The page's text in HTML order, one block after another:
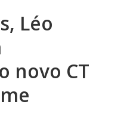
Léo
novo CT